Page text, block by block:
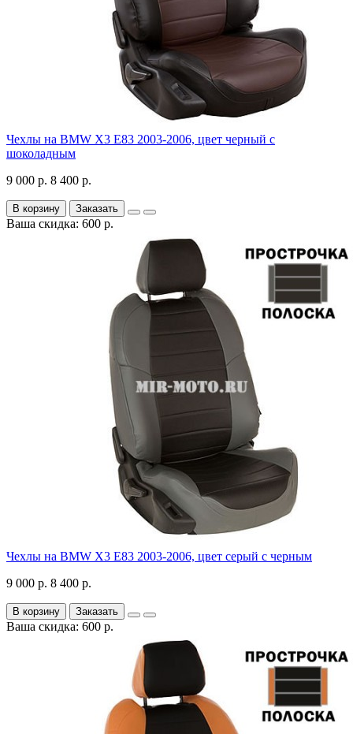
Чехлы на BMW X3 E83 2003-2006, цвет черный с
шоколадным
9 000 р. 8 400 р.
В корзину Заказать
Ваша скидка: 600 р.
Чехлы на BMW X3 E83 2003-2006, цвет серый с черным
9 000 р. 8 400 р.
В корзину Заказать
Ваша скидка: 600 р.